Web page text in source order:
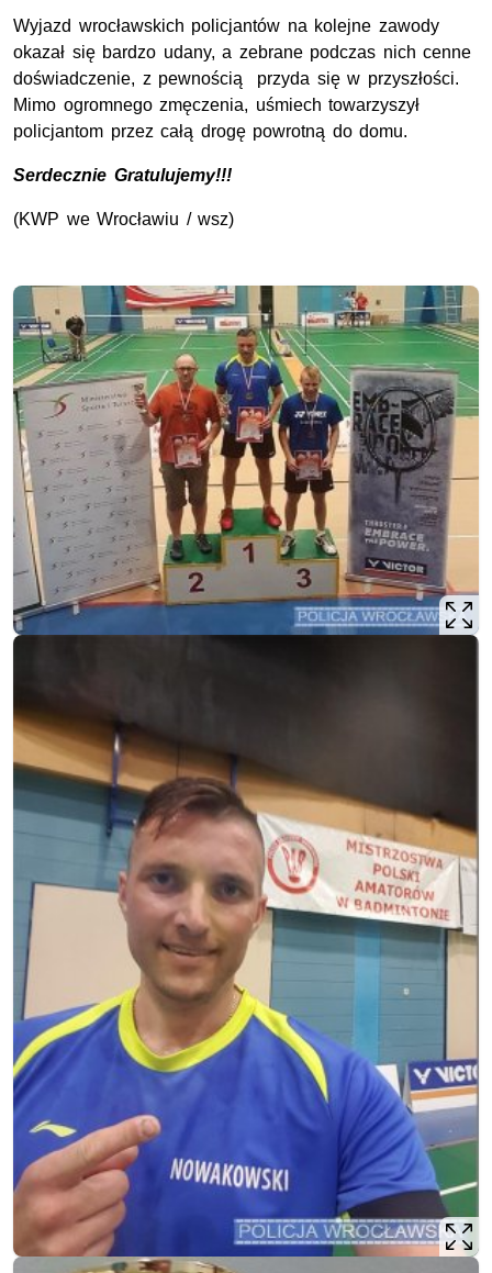
Wyjazd wrocławskich policjantów na kolejne zawody
okazał się bardzo udany, a zebrane podczas nich cenne
doświadczenie, z pewnością przyda się w przyszłości.
Mimo ogromnego zmęczenia, uśmiech towarzyszył
policjantom przez całą drogę powrotną do domu.
Serdecznie Gratulujemy!!!
(KWP we Wrocławiu / wsz)